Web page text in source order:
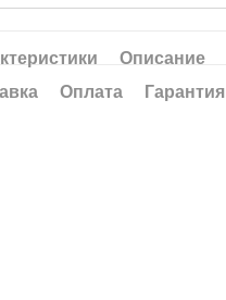
Описание
Оплата Гарантия